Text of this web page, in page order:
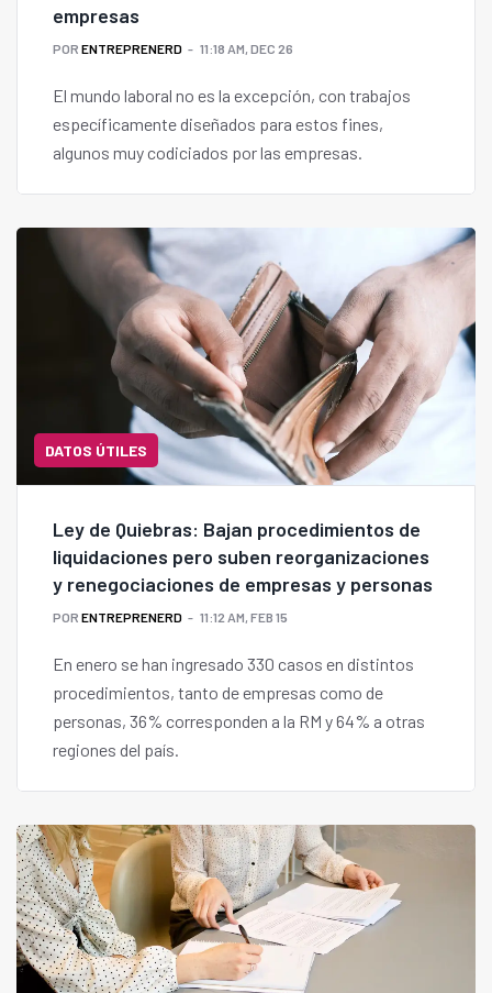
empresas
POR ENTREPRENERD 11:18 AM, DEC 26
El mundo laboral no es la excepción, con trabajos
específicamente diseñados para estos fines,
algunos muy codiciados por las empresas.
DATOS ÚTILES
Ley de Quiebras: Bajan procedimientos de
liquidaciones pero suben reorganizaciones
y renegociaciones de empresas y personas
POR ENTREPRENERD 11:12 AM, FEB 15
En enero se han ingresado 330 casos en distintos
procedimientos, tanto de empresas como de
personas, 36% corresponden a la RM y 64% a otras
regiones del país.